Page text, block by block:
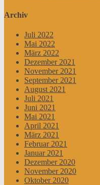
Archiv
Juli 2022
Mai 2022
März 2022
Dezember 2021
November 2021
September 2021
August 2021
Juli 2021
Juni 2021
Mai 2021
April 2021
März 2021
Februar 2021
Januar 2021
Dezember 2020
November 2020
Oktober 2020